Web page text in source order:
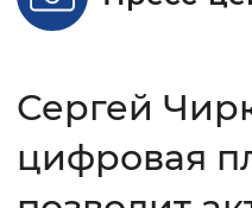
Стандартный
Без
Сергей
цифровая